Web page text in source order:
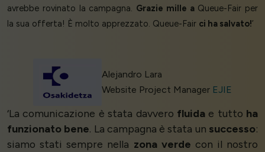
avrebbe rovinato la campagna. Grazie mille aQueue-Fair per
la sua offerta! È molto apprezzato. Queue-Fair ci ha salvato!’
Alejandro Lara
Website Project Manager EJIE
‘La comunicazione è stata davvero fluidae tutto ha
funzionato bene. La campagna è stata un successo:
siamo stati sempre nella zona verde con il nostro